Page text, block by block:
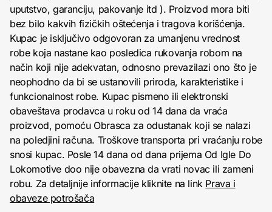
uputstvo, garanciju, pakovanje itd ). Proizvod mora biti
bez bilo kakvih fizičkih oštećenja i tragova korišćenja.
Kupac je isključivo odgovoran za umanjenu vrednost
robe koja nastane kao posledica rukovanja robom na
način koji nije adekvatan, odnosno prevazilazi ono što je
neophodno da bi se ustanovili priroda, karakteristike i
funkcionalnost robe. Kupac pismeno ili elektronski
obaveštava prodavca u roku od 14 dana da vraća
proizvod, pomoću Obrasca za odustanak koji se nalazi
na poledjini računa. Troškove transporta pri vraćanju robe
snosi kupac. Posle 14 dana od dana prijema Od Igle Do
Lokomotive doo nije obavezna da vrati novac ili zameni
robu. Za detaljnije informacije kliknite na link Prava i
obaveze potrošača